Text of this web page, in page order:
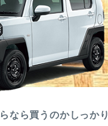
なら買うのかしっかり